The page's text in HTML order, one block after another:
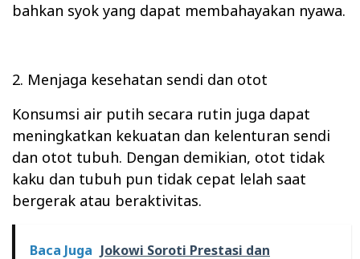
bahkan syok yang dapat membahayakan nyawa.
2. Menjaga kesehatan sendi dan otot
Konsumsi air putih secara rutin juga dapat
meningkatkan kekuatan dan kelenturan sendi
dan otot tubuh. Dengan demikian, otot tidak
kaku dan tubuh pun tidak cepat lelah saat
bergerak atau beraktivitas.
Baca Juga Jokowi Soroti Prestasi dan